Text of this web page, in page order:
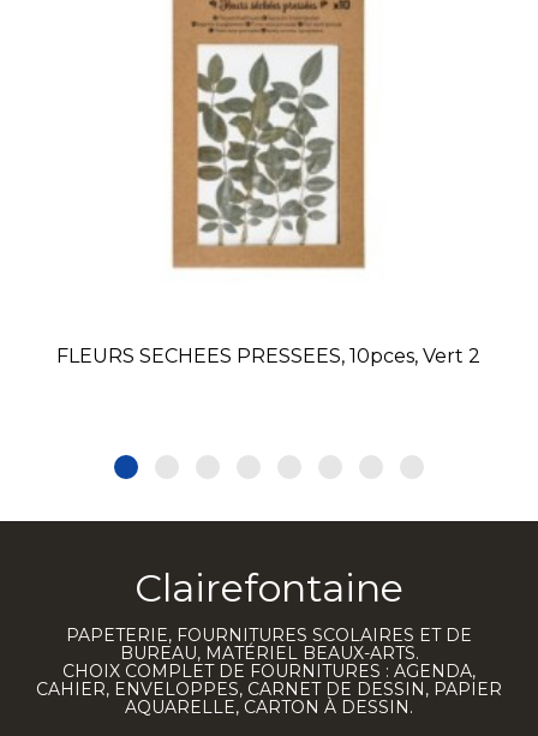
FLEURS SECHEES PRESSEES, 10pces, Vert 2
Clairefontaine
PAPETERIE, FOURNITURES SCOLAIRES ET DE
BUREAU, MATÉRIEL BEAUX-ARTS.
CHOIX COMPLET DE FOURNITURES : AGENDA,
CAHIER, ENVELOPPES, CARNET DE DESSIN, PAPIER
AQUARELLE, CARTON À DESSIN.